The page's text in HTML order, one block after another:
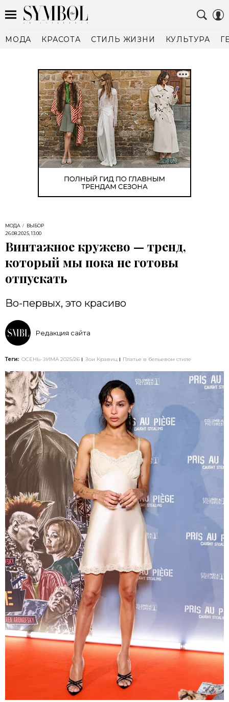
МОДА КРАСОТА СТИЛЬ ЖИЗНИ КУЛЬТУРА
МОДА
ВЫБОР
26.08.2025, 13:00
Винтажное кружево — тренд,
который мы пока не готовы
отпускать
Во-первых, это красиво
Редакция сайта
Теги: ОСЕНЬ-ЗИМА 2025/26 Зои Кравиц Платье в бельевом стиле